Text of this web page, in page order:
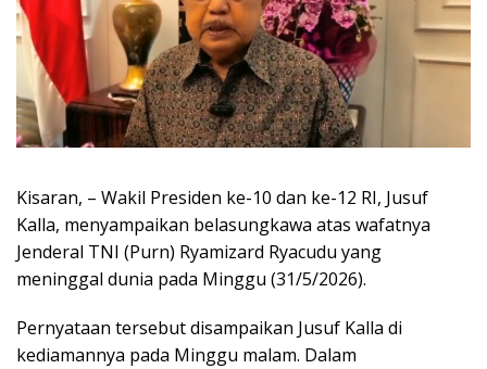
Kisaran, – Wakil Presiden ke-10 dan ke-12 RI, Jusuf
Kalla, menyampaikan belasungkawa atas wafatnya
Jenderal TNI (Purn) Ryamizard Ryacudu yang
meninggal dunia pada Minggu (31/5/2026).
Pernyataan tersebut disampaikan Jusuf Kalla di
kediamannya pada Minggu malam. Dalam